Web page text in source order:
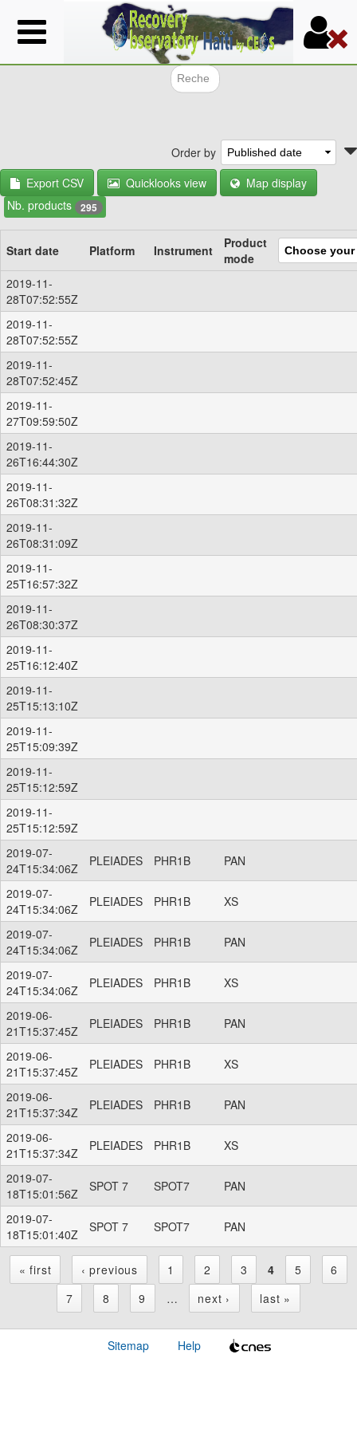
Skip
to
Order by
Export CSV
Quicklooks view
Map display
Nb. products 295
Start date Platform Instrument
Product
mode
2019-11-
28T07:52:55Z
2019-11-
28T07:52:55Z
2019-11-
28T07:52:45Z
2019-11-
27T09:59:50Z
2019-11-
26T16:44:30Z
2019-11-
26T08:31:32Z
2019-11-
26T08:31:09Z
2019-11-
25T16:57:32Z
2019-11-
26T08:30:37Z
2019-11-
25T16:12:40Z
2019-11-
25T15:13:10Z
2019-11-
25T15:09:39Z
2019-11-
25T15:12:59Z
2019-11-
25T15:12:59Z
2019-07-
24T15:34:06Z
PLEIADES PHR1B PAN
2019-07-
24T15:34:06Z
PLEIADES PHR1B XS
2019-07-
24T15:34:06Z
PLEIADES PHR1B PAN
2019-07-
24T15:34:06Z
PLEIADES PHR1B XS
2019-06-
21T15:37:45Z
PLEIADES PHR1B PAN
2019-06-
21T15:37:45Z
PLEIADES PHR1B XS
2019-06-
21T15:37:34Z
PLEIADES PHR1B PAN
2019-06-
21T15:37:34Z
PLEIADES PHR1B XS
2019-07-
18T15:01:56Z
SPOT 7 SPOT7 PAN
2019-07-
18T15:01:40Z
SPOT 7 SPOT7 PAN
« first ‹ previous 1 2 3 4 5
6
7
8 9 … next › last »
Sitemap Help